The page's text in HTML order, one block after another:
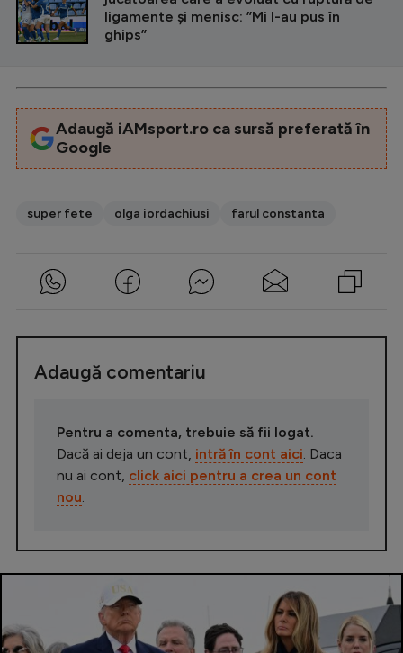
ligamente și menisc: ”Mi l-au pus în
ghips”
Adaugă iAMsport.ro ca sursă preferată în
Google
super fete olga iordachiusi farul constanta
Adaugă comentariu
Pentru a comenta, trebuie să fii logat.
Dacă ai deja un cont, intră în cont aici. Daca
nu ai cont, click aici pentru a crea un cont
nou.